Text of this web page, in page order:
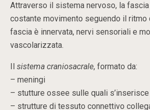
Attraverso il sistema nervoso, la fascia
costante movimento seguendo il ritmo
fascia è innervata, nervi sensoriali e
vascolarizzata.
Il sistema craniosacrale, formato da:
– meningi
– stutture ossee sulle quali s’inserisce
– strutture di tessuto connettivo